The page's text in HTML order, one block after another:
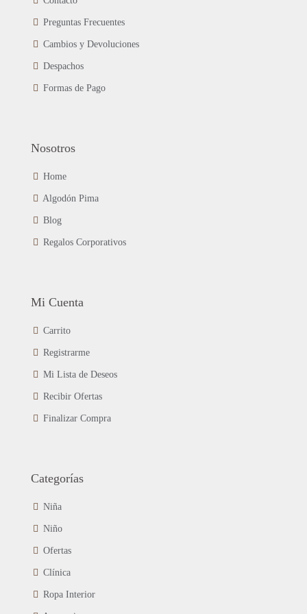
elegir
producto
Preguntas Frecuentes
Cambios y Devoluciones
Despachos
Formas de Pago
Nosotros
Home
Algodón Pima
Blog
Regalos Corporativos
Mi Cuenta
Carrito
Registrarme
Mi Lista de Deseos
Recibir Ofertas
Finalizar Compra
Categorías
Niña
Niño
Ofertas
Clínica
Ropa Interior